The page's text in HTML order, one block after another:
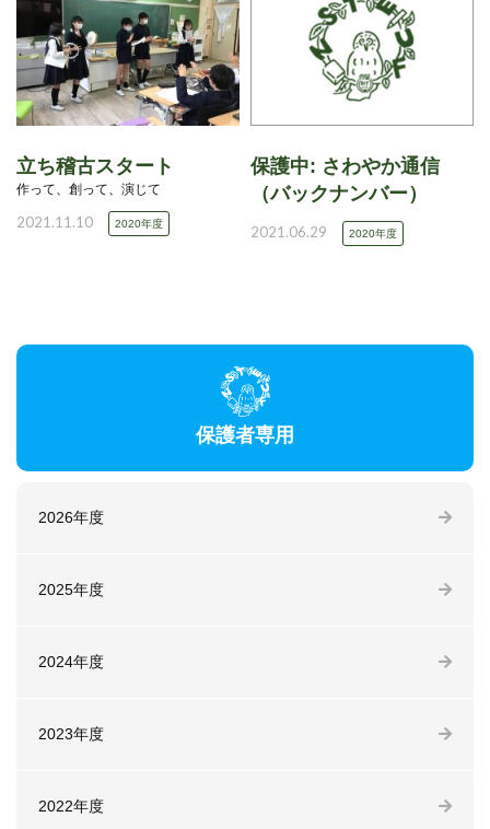
立ち稽古スタート
作って、創って、演じて
2021.11.10 2020年度
保護中: さわやか通信
（バックナンバー）
2021.06.29 2020年度
保護者専用
2026年度
2025年度
2024年度
2023年度
2022年度